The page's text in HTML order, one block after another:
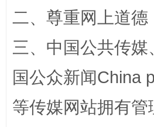
二、尊重网上道
三、中国公共传
国公众新闻China
等传媒网站拥有